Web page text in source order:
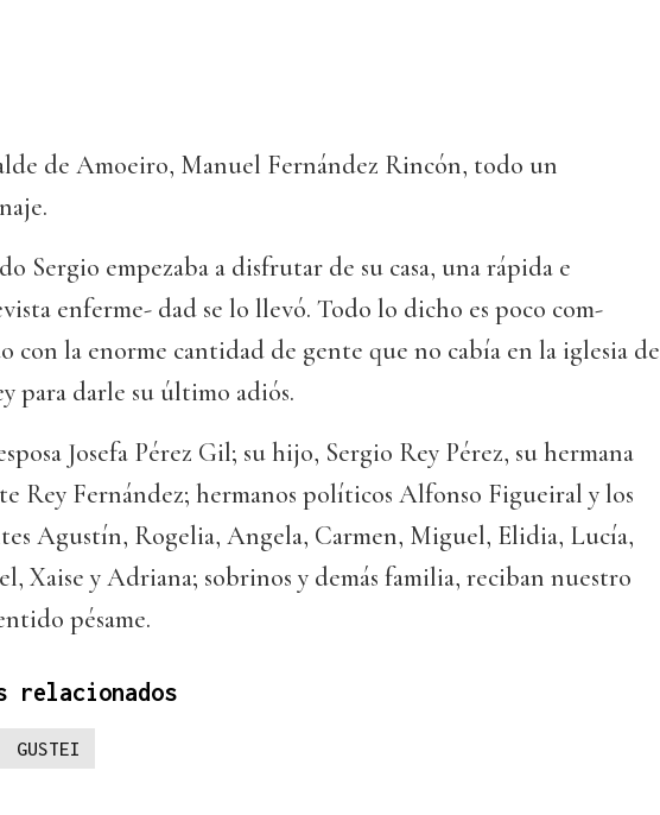
de Amoeiro, Manuel Fernández Rincón, todo un
Sergio empezaba a disfrutar de su casa, una rápida e
enferme- dad se lo llevó. Todo lo dicho es poco com-
con la enorme cantidad de gente que no cabía en la iglesia de
para darle su último adiós.
Josefa Pérez Gil; su hijo, Sergio Rey Pérez, su hermana
Rey Fernández; hermanos políticos Alfonso Figueiral y los
Agustín, Rogelia, Angela, Carmen, Miguel, Elidia, Lucía,
Xaise y Adriana; sobrinos y demás familia, reciban nuestro
pésame.
relacionados
GUSTEI